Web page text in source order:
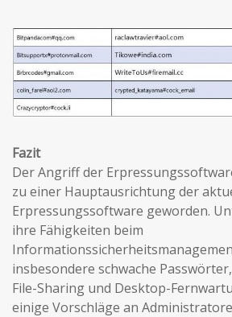
Fazit
Der Angriff der
zu einer Hauptausrichtung der
Erpressungssoftware geworden.
ihre Fähigkeiten beim
insbesondere schwache
File-Sharing und Desktop-
einige Vorschläge an